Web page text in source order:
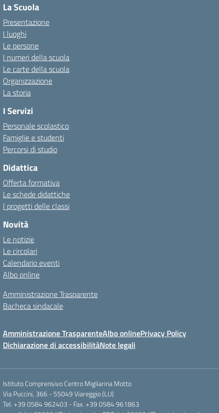
La Scuola
Presentazione
I luoghi
Le persone
I numeri della scuola
Le carte della scuola
Organizzazione
La storia
I Servizi
Personale scolastico
Famiglie e studenti
Percorsi di studio
Didattica
Offerta formativa
Le schede didattiche
I progetti delle classi
Novità
Le notizie
Le circolari
Calendario eventi
Albo online
Amministrazione Trasparente
Bacheca sindacale
Amministrazione TrasparenteAlbo onlinePrivacy Policy
Dichiarazione di accessibilitàNote legali
Istituto Comprensivo Centro Migliarina Motto
Via Puccini, 366 - 55049 Viareggio (LU)
Tel. +39 0584 962403 - Fax. +39 0584 961863